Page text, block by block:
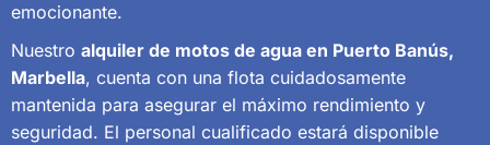
emocionante.
Nuestro alquiler de motos de agua en Puerto Banús,
Marbella, cuenta con una flota cuidadosamente
mantenida para asegurar el máximo rendimiento y
seguridad. El personal cualificado estará disponible